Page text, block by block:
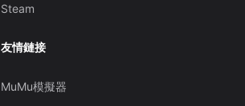
Steam
友情鏈接
MuMu模擬器